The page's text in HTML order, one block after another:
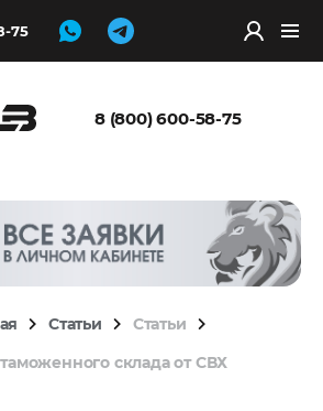
75
8 (800) 600-58-75
Статьи
Статьи
склада от СВХ